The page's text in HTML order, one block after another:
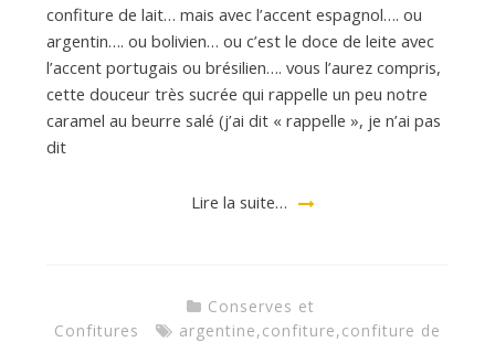
confiture de lait… mais avec l’accent espagnol…. ou
argentin…. ou bolivien… ou c’est le doce de leite avec
l’accent portugais ou brésilien…. vous l’aurez compris,
cette douceur très sucrée qui rappelle un peu notre
caramel au beurre salé (j’ai dit « rappelle », je n’ai pas
dit
Lire la suite…
Conserves et
Confitures
argentine,confiture,confiture de